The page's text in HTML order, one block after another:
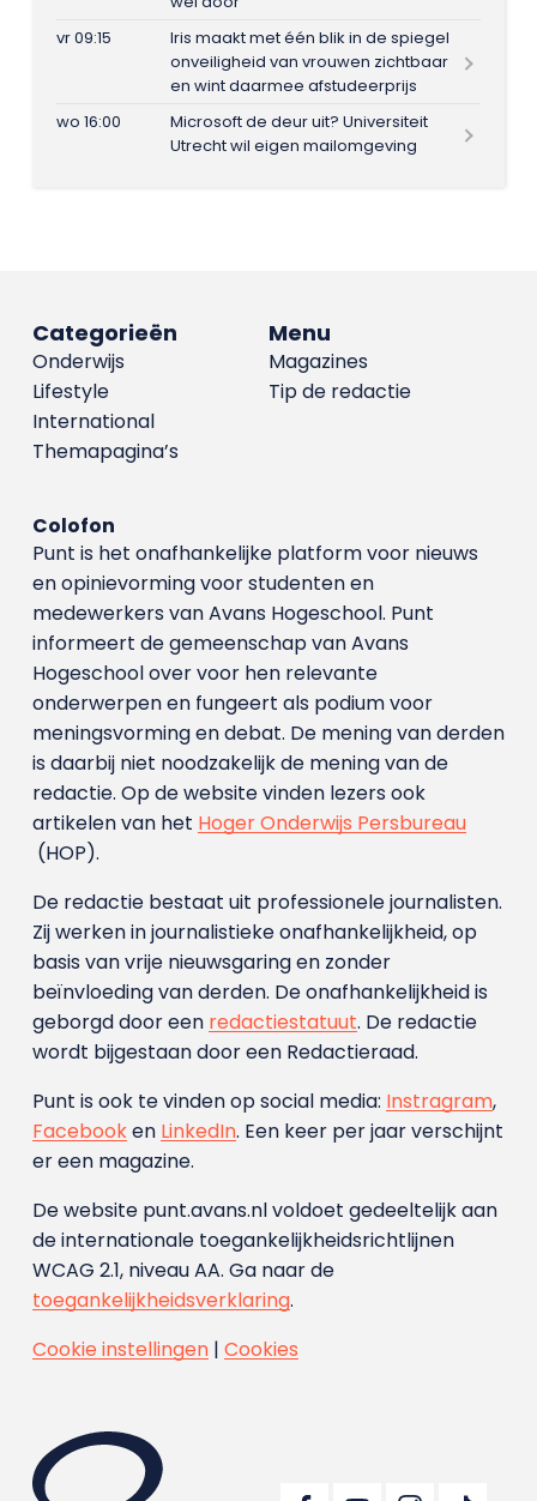
vr 09:15
Iris maakt met één blik in de spiegel
onveiligheid van vrouwen zichtbaar
en wint daarmee afstudeerprijs
wo 16:00
Microsoft de deur uit? Universiteit
Utrecht wil eigen mailomgeving
Menu
Magazines
Tip de redactie
Categorieën
Onderwijs
Lifestyle
International
Themapagina’s
Colofon
Punt is het onafhankelijke platform voor nieuws
en opinievorming voor studenten en
medewerkers van Avans Hoge­school. Punt
informeert de gemeenschap van Avans
Hogeschool over voor hen relevante
onderwerpen en fungeert als podium voor
meningsvorming en debat. De mening van derden
is daarbij niet noodzakelijk de mening van de
redactie. Op de website vinden lezers ook
artikelen van het Hoger Onderwijs Persbureau
(HOP).
De redactie bestaat uit professionele journalisten.
Zij werken in journalistieke onafhankelijkheid, op
basis van vrije nieuwsgaring en zonder
beïnvloeding van derden. De onafhankelijkheid is
geborgd door een redactiestatuut. De redactie
wordt bijgestaan door een Redactieraad.
Punt is ook te vinden op social media: Instragram,
Facebooken LinkedIn. Een keer per jaar verschijnt
er een magazine.
De website punt.avans.nl voldoet gedeeltelijk aan
de internationale toegankelijkheidsrichtlijnen
WCAG 2.1, niveau AA. Ga naar de
toegankelijkheidsverklaring.
Cookie instellingen| Cookies